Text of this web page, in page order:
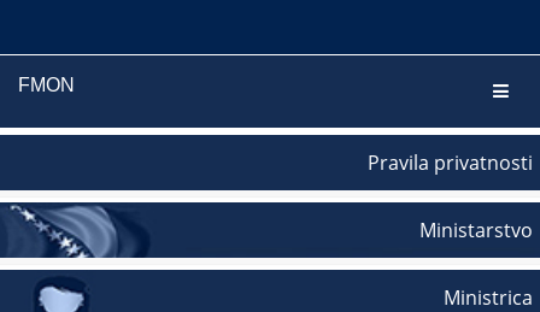
FMON
Pravila privatnosti
Ministarstvo
Ministrica